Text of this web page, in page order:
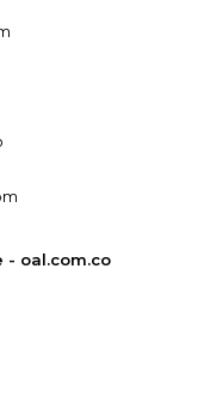
- oal.com.co